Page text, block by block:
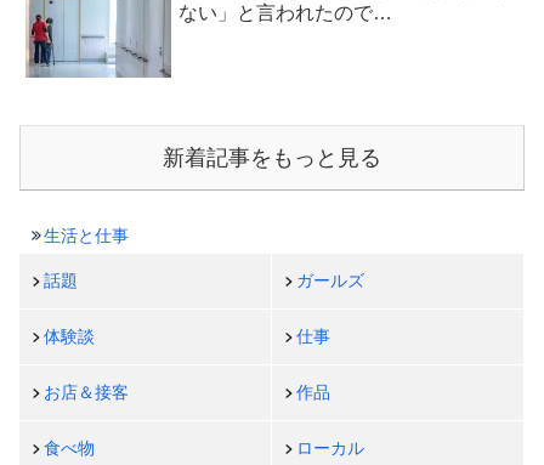
ない」と言われたので…
新着記事をもっと見る
生活と仕事
話題 ガールズ
体験談 仕事
お店＆接客 作品
食べ物 ローカル